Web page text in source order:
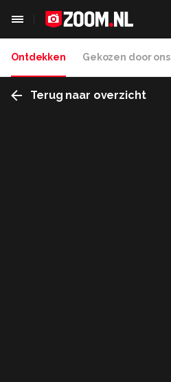
Ontdekken Gekozen door ons
Terug naar overzicht